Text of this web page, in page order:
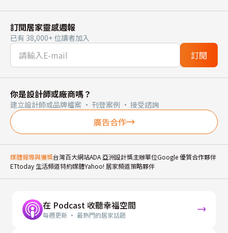
訂閱居家靈感週報
已有 38,000+ 位讀者加入
訂閱
你是設計師或廠商嗎？
建立設計師或品牌檔案 · 刊登案例 · 接受諮詢
廣告合作
媒體報導與獲獎台灣百大網站ADA 亞洲設計獎主辦單位Google 優質合作夥伴
ETtoday 生活頻道特約媒體Yahoo! 居家頻道策略夥伴
在 Podcast 收聽幸福空間
每週更新 · 最熱門的居家話題